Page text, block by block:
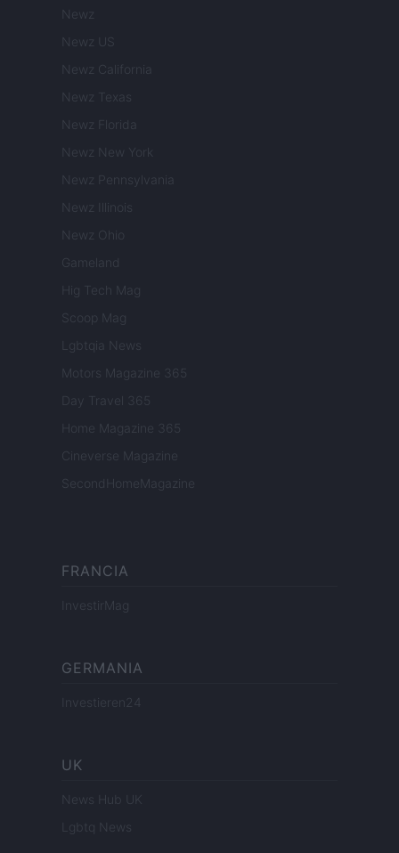
Newz
Newz US
Newz California
Newz Texas
Newz Florida
Newz New York
Newz Pennsylvania
Newz Illinois
Newz Ohio
Gameland
Hig Tech Mag
Scoop Mag
Lgbtqia News
Motors Magazine 365
Day Travel 365
Home Magazine 365
Cineverse Magazine
SecondHomeMagazine
FRANCIA
InvestirMag
GERMANIA
Investieren24
UK
News Hub UK
Lgbtq News